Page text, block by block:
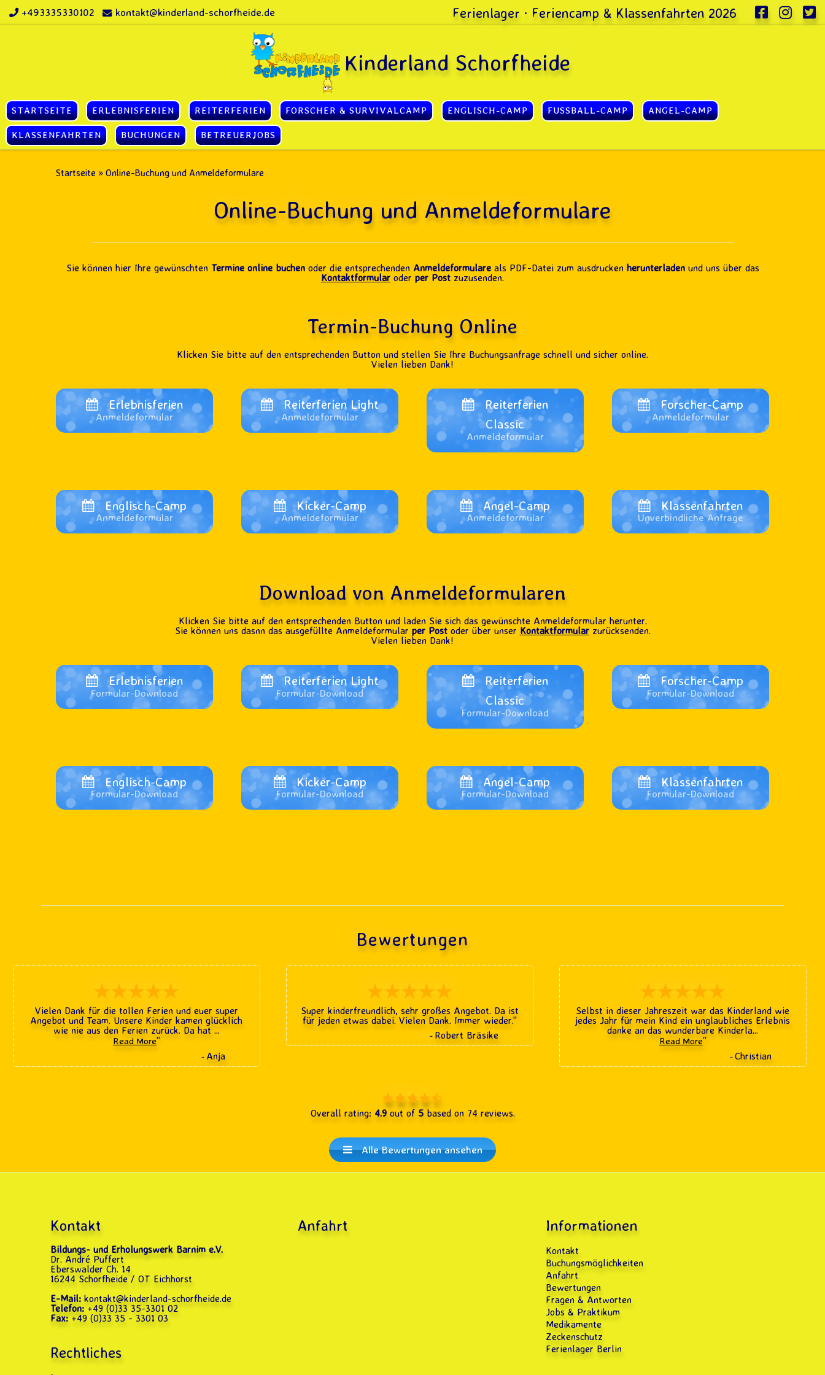
Zum Inhalt springen
+493335330102 kontakt@kinderland-schorfheide.de Ferienlager · Feriencamp & Klassenfahrten 2026
Kinderland Schorfheide
STARTSEITE ERLEBNISFERIEN REITERFERIEN FORSCHER & SURVIVALCAMP ENGLISCH-CAMP FUSSBALL-CAMP ANGEL-CAMP
KLASSENFAHRTEN BUCHUNGEN BETREUERJOBS
Startseite »Online-Buchung und Anmeldeformulare
Online-Buchung und Anmeldeformulare
Sie können hier Ihre gewünschten Termine online buchenoder die entsprechenden Anmeldeformulareals PDF-Datei zum ausdrucken herunterladenund uns über das
Kontaktformular oder per Post zuzusenden.
Termin-Buchung Online
Klicken Sie bitte auf den entsprechenden Button und stellen Sie Ihre Buchungsanfrage schnell und sicher online.
Vielen lieben Dank!
Erlebnisferien
Anmeldeformular
Reiterferien Light
Anmeldeformular
Reiterferien
Classic
Anmeldeformular
Forscher-Camp
Anmeldeformular
Englisch-Camp
Anmeldeformular
Kicker-Camp
Anmeldeformular
Angel-Camp
Anmeldeformular
Klassenfahrten
Unverbindliche Anfrage
Download von Anmeldeformularen
Klicken Sie bitte auf den entsprechenden Button und laden Sie sich das gewünschte Anmeldeformular herunter.
Sie können uns dasnn das ausgefüllte Anmeldeformular per Postoder über unser Kontaktformularzurücksenden.
Vielen lieben Dank!
Erlebnisferien
Formular-Download
Reiterferien Light
Formular-Download
Reiterferien
Classic
Formular-Download
Forscher-Camp
Formular-Download
Englisch-Camp
Formular-Download
Kicker-Camp
Formular-Download
Angel-Camp
Formular-Download
Klassenfahrten
Formular-Download
Bewertungen
★★★★★
Vielen Dank für die tollen Ferien und euer super
Angebot und Team. Unsere Kinder kamen glücklich
wie nie aus den Ferien zurück. Da hat ...
Read More”
- Anja
★★★★★
Super kinderfreundlich, sehr großes Angebot. Da ist
für jeden etwas dabei. Vielen Dank. Immer wieder.”
- Robert Bräsike
★★★★★
Selbst in dieser Jahreszeit war das Kinderland wie
jedes Jahr für mein Kind ein unglaubliches Erlebnis
danke an das wunderbare Kinderla...
Read More”
-Christian
4,9 rating based on 12.345 ratings
Overall rating: 4.9 out of 5based on 74 reviews.
Alle Bewertungen ansehen
Kontakt
Bildungs- und Erholungswerk Barnim e.V.
Dr. André Puffert
Eberswalder Ch. 14
16244 Schorfheide / OT Eichhorst
E-Mail: kontakt@kinderland-schorfheide.de
Telefon: +49 (0)33 35-3301 02
Fax: +49 (0)33 35 - 3301 03
Rechtliches
Anfahrt Informationen
Kontakt
Buchungsmöglichkeiten
Anfahrt
Bewertungen
Fragen & Antworten
Jobs & Praktikum
Medikamente
Zeckenschutz
Ferienlager Berlin